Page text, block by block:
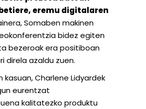
eremu digitalaren
Somaben makinen
bidez egiten
bezeroak era positiboan
direla azaldu zuen.
kasuan, Charlene Lidyardek
eurentzat
kalitatezko produktu